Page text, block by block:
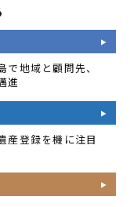
地域と顧問先、
進
産登録を機に注目